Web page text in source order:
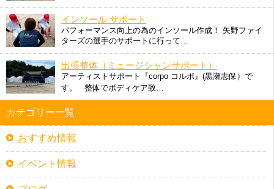
インソール サポート
パフォーマンス向上の為のインソール作成！ 矢野ファイ
ターズの選手のサポートに行って…
出張整体（ミュージシャンサポート）
アーティストサポート『corpo コルポ』(黒瀬志保）で
す。 整体でボディケア致…
カテゴリー一覧
おすすめ情報
イベント情報